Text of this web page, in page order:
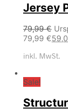
Jersey
79,99€
79,99 €
inkl. MwSt.
Sale!